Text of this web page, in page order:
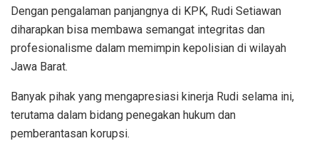
Dengan pengalaman panjangnya di KPK, Rudi Setiawan
diharapkan bisa membawa semangat integritas dan
profesionalisme dalam memimpin kepolisian di wilayah
Jawa Barat.
Banyak pihak yang mengapresiasi kinerja Rudi selama ini,
terutama dalam bidang penegakan hukum dan
pemberantasan korupsi.